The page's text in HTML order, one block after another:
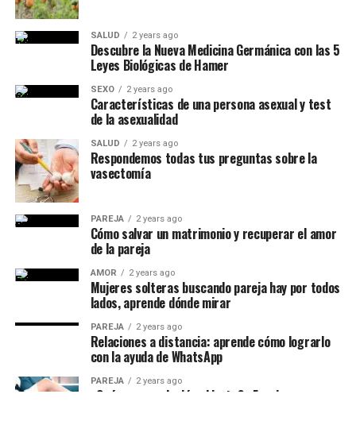
SALUD 2 years ago
Descubre la Nueva Medicina Germánica con las 5
Leyes Biológicas de Hamer
SEXO 2 years ago
Características de una persona asexual y test
de la asexualidad
SALUD 2 years ago
Respondemos todas tus preguntas sobre la
vasectomía
PAREJA 2 years ago
Cómo salvar un matrimonio y recuperar el amor
de la pareja
AMOR 2 years ago
Mujeres solteras buscando pareja hay por todos
lados, aprende dónde mirar
PAREJA 2 years ago
Relaciones a distancia: aprende cómo lograrlo
con la ayuda de WhatsApp
PAREJA 2 years ago
¿Qué es una relación abierta? ¿Funciona en un